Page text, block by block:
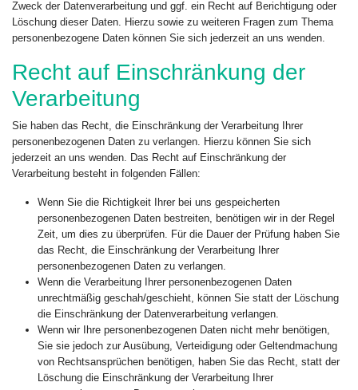
Zweck der Datenverarbeitung und ggf. ein Recht auf Berichtigung oder
Löschung dieser Daten. Hierzu sowie zu weiteren Fragen zum Thema
personenbezogene Daten können Sie sich jederzeit an uns wenden.
Recht auf Einschränkung der
Verarbeitung
Sie haben das Recht, die Einschränkung der Verarbeitung Ihrer
personenbezogenen Daten zu verlangen. Hierzu können Sie sich
jederzeit an uns wenden. Das Recht auf Einschränkung der
Verarbeitung besteht in folgenden Fällen:
Wenn Sie die Richtigkeit Ihrer bei uns gespeicherten
personenbezogenen Daten bestreiten, benötigen wir in der Regel
Zeit, um dies zu überprüfen. Für die Dauer der Prüfung haben Sie
das Recht, die Einschränkung der Verarbeitung Ihrer
personenbezogenen Daten zu verlangen.
Wenn die Verarbeitung Ihrer personenbezogenen Daten
unrechtmäßig geschah/geschieht, können Sie statt der Löschung
die Einschränkung der Datenverarbeitung verlangen.
Wenn wir Ihre personenbezogenen Daten nicht mehr benötigen,
Sie sie jedoch zur Ausübung, Verteidigung oder Geltendmachung
von Rechtsansprüchen benötigen, haben Sie das Recht, statt der
Löschung die Einschränkung der Verarbeitung Ihrer